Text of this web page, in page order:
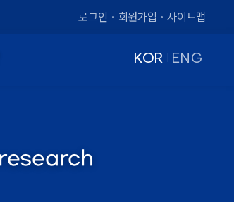
로그인 회원가입 사이트맵
KOR | ENG